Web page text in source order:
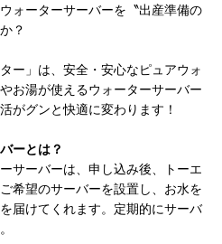
ォーターサーバーを〝出産準備の
か？
ー」は、安全・安心なピュアウォ
お湯が使えるウォーターサーバー
がグンと快適に変わります！
ーとは？
サーバーは、申し込み後、トーエ
希望のサーバーを設置し、お水を
届けてくれます。定期的にサーバ